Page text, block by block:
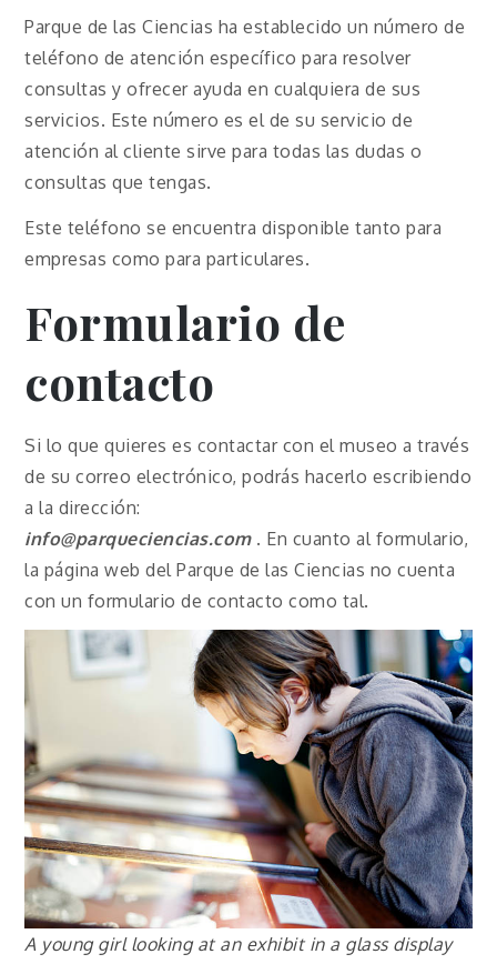
Parque de las Ciencias ha establecido un número de
teléfono de atención específico para resolver
consultas y ofrecer ayuda en cualquiera de sus
servicios. Este número es el de su servicio de
atención al cliente sirve para todas las dudas o
consultas que tengas.
Este teléfono se encuentra disponible tanto para
empresas como para particulares.
Formulario de
contacto
Si lo que quieres es contactar con el museo a través
de su correo electrónico, podrás hacerlo escribiendo
a la dirección:
info@parqueciencias.com . En cuanto al formulario,
la página web del Parque de las Ciencias no cuenta
con un formulario de contacto como tal.
A young girl looking at an exhibit in a glass display